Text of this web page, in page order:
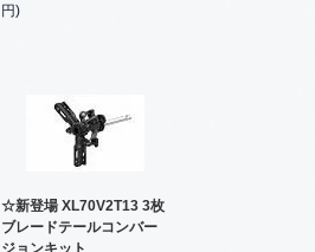
円)
☆新登場 XL70V2T13 3枚
ブレードテールコンバー
ジョンキット